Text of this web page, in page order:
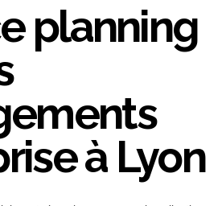
planning
à Lyon